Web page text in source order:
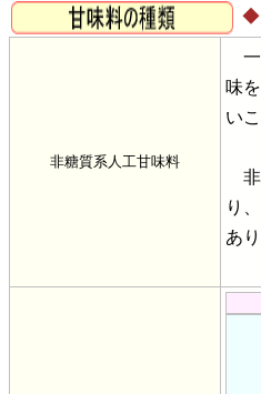
◆
非糖質系人工甘味料
一
味
い
非
り
あ